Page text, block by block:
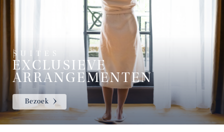
EXCLUSIEVE
ARRANGEMENTEN
Bezoek